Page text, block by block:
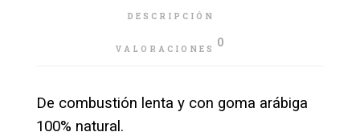
DESCRIPCIÓN
VALORACIONES 0
De combustión lenta y con goma arábiga
100% natural.